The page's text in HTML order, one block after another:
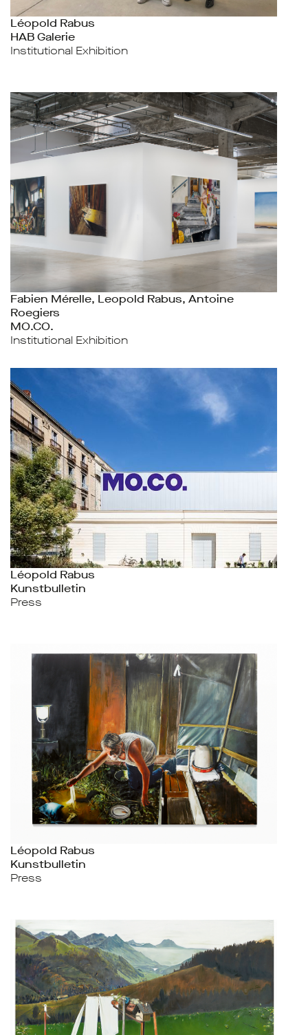
Léopold Rabus
HAB Galerie
Institutional Exhibition
Fabien Mérelle, Leopold Rabus, Antoine
Roegiers
MO.CO.
Institutional Exhibition
Léopold Rabus
Kunstbulletin
Press
Léopold Rabus
Kunstbulletin
Press